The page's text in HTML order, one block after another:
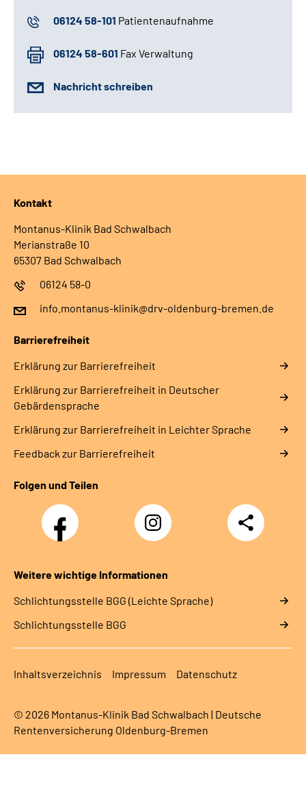
06124 58-101 Patientenaufnahme
06124 58-601 Fax Verwaltung
Nachricht schreiben
Kontakt
Montanus-Klinik Bad Schwalbach
Merianstraße 10
65307 Bad Schwalbach
06124 58-0
info.montanus-klinik@drv-oldenburg-bremen.de
Barrierefreiheit
Erklärung zur Barrierefreiheit
Erklärung zur Barrierefreiheit in Deutscher
Gebärdensprache
Erklärung zur Barrierefreiheit in Leichter Sprache
Feedback zur Barrierefreiheit
Folgen und Teilen
Facebook Instagram
Teilen
Weitere wichtige Informationen
Schlich­tungs­stel­le BGG (Leichte Sprache)
Schlich­tungs­stel­le BGG
Inhaltsverzeichnis Impressum Datenschutz
© 2026 Montanus-Klinik Bad Schwalbach | Deutsche
Rentenversicherung Oldenburg-Bremen